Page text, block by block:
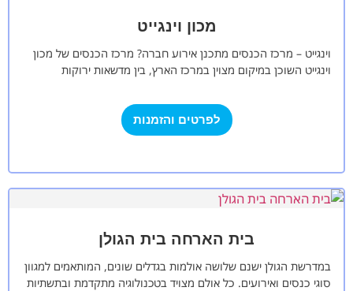
מכון וינגייט
וינגייט – מרכז הכנסים מתכנן אירוע חברה? מרכז הכנסים של מכון
וינגייט השוכן במיקום מצוין במרכז הארץ, בין מדשאות ירוקות
לפרטים והזמנות
בית הארחה בית הגולן
במדרשת הגולן ישנם שלושה אולמות בגדלים שונים, המותאמים למגוון
סוגי כנסים ואירועים. כל אולם מצויד בטכנולוגיה מתקדמת ובתשתיות